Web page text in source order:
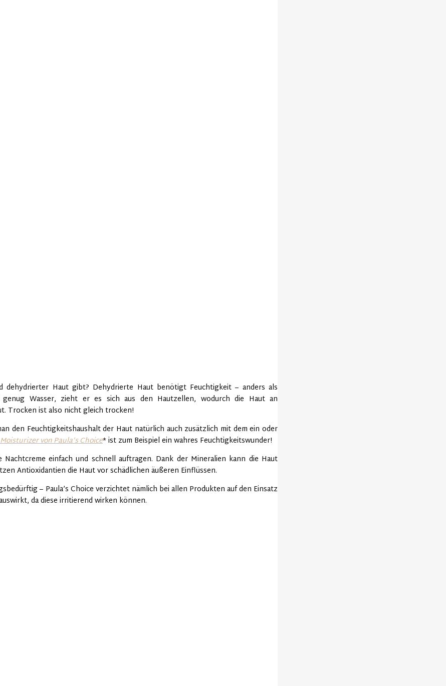
Haut gibt? Dehydrierte Haut benötigt Feuchtigkeit – anders als
Wasser, zieht er es sich aus den Hautzellen, wodurch die Haut an
Trocken ist also nicht gleich trocken!
den Feuchtigkeitshaushalt der Haut natürlich auch zusätzlich mit dem ein oder
von Paula’s Choice* ist zum Beispiel ein wahres Feuchtigkeitswunder!
einfach und schnell auftragen. Dank der Mineralien kann die Haut
Antioxidantien die Haut vor schädlichen äußeren Einflüssen.
– Paula’s Choice verzichtet nämlich bei allen Produkten auf den Einsatz
da diese irritierend wirken können.